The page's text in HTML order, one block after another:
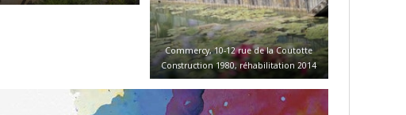
Commercy, 10-12 rue de la Coutotte
Construction 1980, réhabilitation 2014